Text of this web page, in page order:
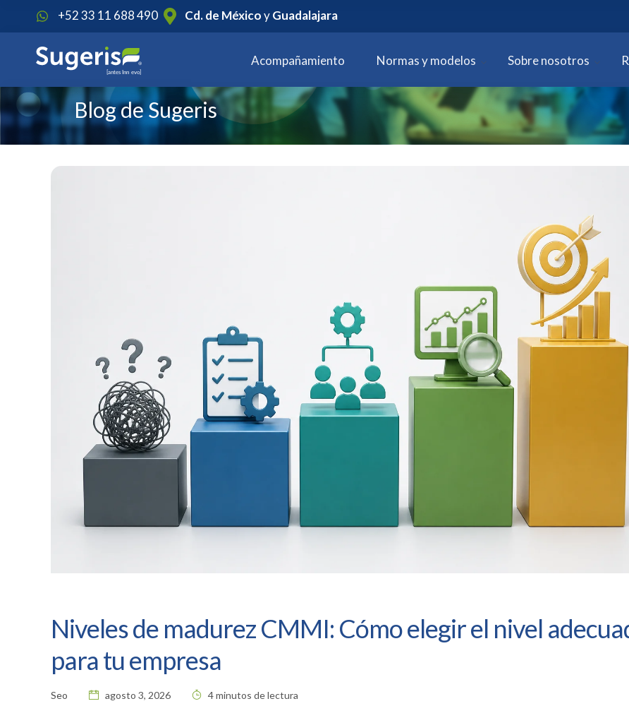
+52 33 11 688 490 Cd. de MéxicoyGuadalajara
Acompañamiento Normas y modelos Sobre nosotros
Blog de Sugeris
Niveles de madurez CMMI: Cómo elegir el nivel
para tu empresa
Seo agosto 3, 2026 4 minutos de lectura